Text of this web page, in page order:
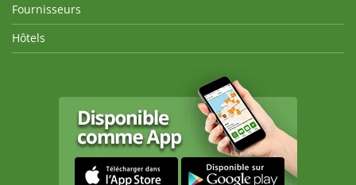
Fournisseurs
Hôtels